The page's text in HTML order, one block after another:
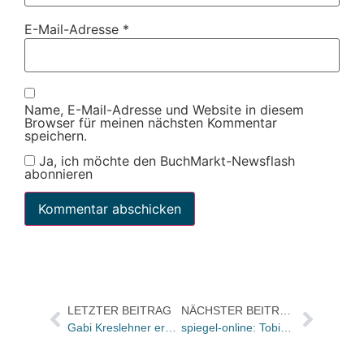
E-Mail-Adresse *
Name, E-Mail-Adresse und Website in diesem
Browser für meinen nächsten Kommentar
speichern.
Ja, ich möchte den BuchMarkt-Newsflash
abonnieren
LETZTER BEITRAG
Gabi Kreslehner erhält Kinder- und Jugendbuchpreis
NÄCHSTER BEITRAG
spiegel-online: Tobias Gohlis nimmt Abschied von Inspektor Rebus